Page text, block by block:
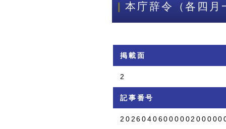
本庁辞令（各四月
掲載面
2
記事番号